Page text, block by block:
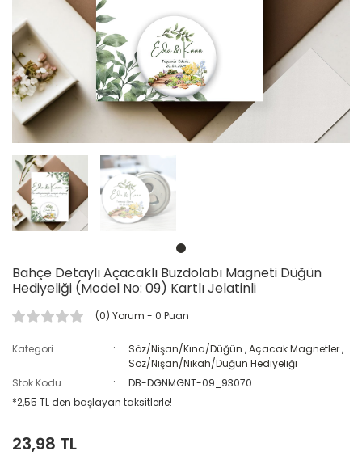
Bahçe Detaylı Açacaklı Buzdolabı Magneti Düğün
Hediyeliği (Model No: 09) Kartlı Jelatinli
(0) Yorum - 0 Puan
Kategori Söz/Nişan/Kına/Düğün ,Açacak Magnetler,
Söz/Nişan/Nikah/Düğün Hediyeliği
Stok Kodu
DB-DGNMGNT-09_93070
*2,55 TL den başlayan taksitlerle!
23,98 TL
Gençlik ve Spor Bayramı (19 Mayıs)
Kadınlar Günü
Kitap Kurdu
Nöbetçi Öğrenci
Okula Başladım
Örnek Öğrenci
Sınıf Başkanı/Başkan Yardımcısı
Kalemler
Renkli Baskı
Grafik Tasarım ve Baskı Hizmetleri
Öğrenci Motivasyon Ürünleri